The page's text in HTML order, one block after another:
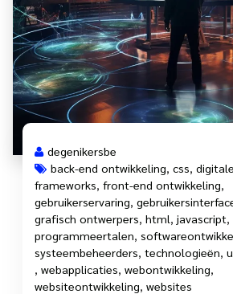
degenikersbe
back-end ontwikkeling, css,
frameworks, front-end ontwikkeling,
gebruikerservaring,
grafisch ontwerpers, html, javascript,
programmeertalen,
systeembeheerders, technologieën,
, webapplicaties, webontwikkeling,
websiteontwikkeling, websites